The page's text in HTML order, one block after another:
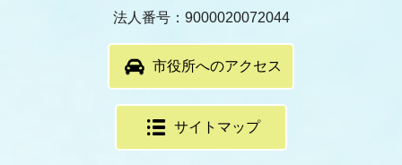
法人番号：9000020072044
市役所へのアクセス
サイトマップ